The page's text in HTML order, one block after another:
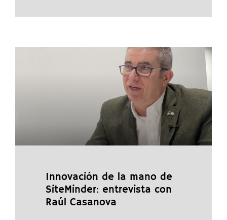
Innovación de la mano de
SiteMinder: entrevista con
Raúl Casanova